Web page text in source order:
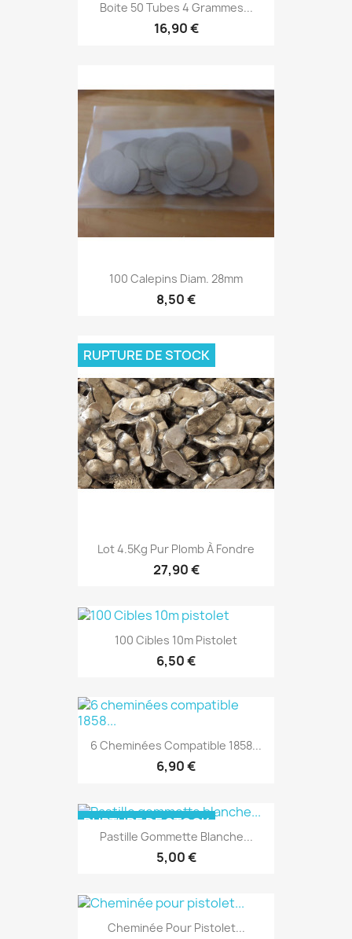
Boite 50 Tubes 4 Grammes...
16,90 €
100 Calepins Diam. 28mm
8,50 €
Lot 4.5Kg Pur Plomb À Fondre
27,90 €
RUPTURE DE STOCK
100 Cibles 10m Pistolet
6,50 €
6 Cheminées Compatible 1858...
6,90 €
Pastille Gommette Blanche...
5,00 €
RUPTURE DE STOCK
Cheminée Pour Pistolet...